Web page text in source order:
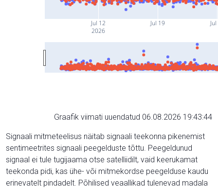
Jul 12
2026
Jul 19
Graafik viimati uuendatud 06.08.2026 19:43:44
Signaali mitmeteelisus näitab signaali teekonna pikenemist
sentimeetrites signaali peegelduste tõttu. Peegeldunud
signaal ei tule tugijaama otse satelliidilt, vaid keerukamat
teekonda pidi, kas ühe- või mitmekordse peegelduse kaudu
erinevatelt pindadelt. Põhilised veaallikad tulenevad madala